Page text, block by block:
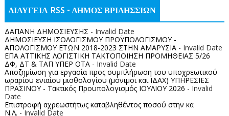
ΔΙΑΥΓΕΙΑ RSS - ΔΗΜΟΣ ΒΡΙΛΗΣΣΙΩΝ
ΔΑΠΑΝΗ ΔΗΜΟΣΙΕΥΣΗΣ - Invalid Date
ΔΗΜΟΣΙΕΥΣΗ ΙΣΟΛΟΓΙΣΜΟΥ ΠΡΟΫΠΟΛΟΓΙΣΜΟΥ -
ΑΠΟΛΟΓΙΣΜΟΥ ΕΤΩΝ 2018-2023 ΣΤΗΝ ΑΜΑΡΥΣΙΑ- Invalid Date
ΕΠΑ ΑΤΤΙΚΗΣ ΛΟΓΙΣΤΙΚΗ ΤΑΚΤΟΠΟΙΗΣΗ ΠΡΟΜΗΘΕΙΑΣ 5/26
ΔΦ, ΔΤ & ΤΑΠ ΥΠΕΡ ΟΤΑ- Invalid Date
Αποζημίωση για εργασία προς συμπλήρωση του υποχρεωτικού
ωραρίου ενιαίου μισθολογίου (μόνιμοι και ΙΔΑΧ) ΥΠΗΡΕΣΙΕΣ
ΠΡΑΣΙΝΟΥ - Τακτικός Προυπολογισμός ΙΟΥΛΙΟΥ 2026 - Invalid
Date
Επιστροφή αχρεωστήτως καταβληθέντος ποσoύ στην κα
Ν.Λ. - Invalid Date